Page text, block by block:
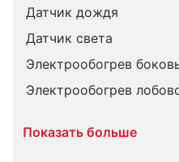
Датчик дождя
Датчик света
Электрообогрев
Электрообогрев
Показать больше